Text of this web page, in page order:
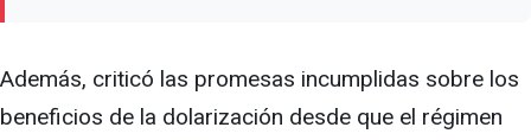
Además, criticó las promesas incumplidas sobre los
beneficios de la dolarización desde que el régimen